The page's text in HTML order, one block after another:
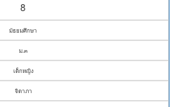
8
มัธยมศึกษา
ม.๓
เด็กหญิง
จิดาภา